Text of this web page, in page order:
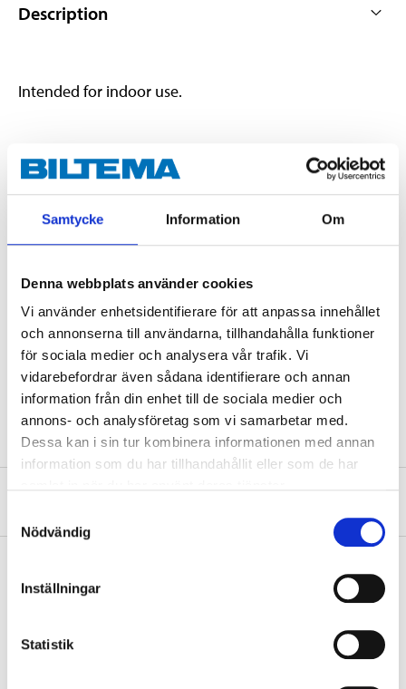
Samtycke Information Om
Denna webbplats använder cookies
Vi använder enhetsidentifierare för att anpassa innehållet
och annonserna till användarna, tillhandahålla funktioner
för sociala medier och analysera vår trafik. Vi
vidarebefordrar även sådana identifierare och annan
information från din enhet till de sociala medier och
annons- och analysföretag som vi samarbetar med.
Dessa kan i sin tur kombinera informationen med annan
information som du har tillhandahållit eller som de har
Nödvändig
Inställningar
Statistik
Description
Intended for indoor use.
Technical specifications
Length
1 m
Size
M12
1,75 mm
Material
Steel Q235
Strength class
4.8
Surface treatment
Bright zinc galvanised, FZB
Standard
DIN 976 - 1
Pay & Collect in your local store within 2 hours! For more information